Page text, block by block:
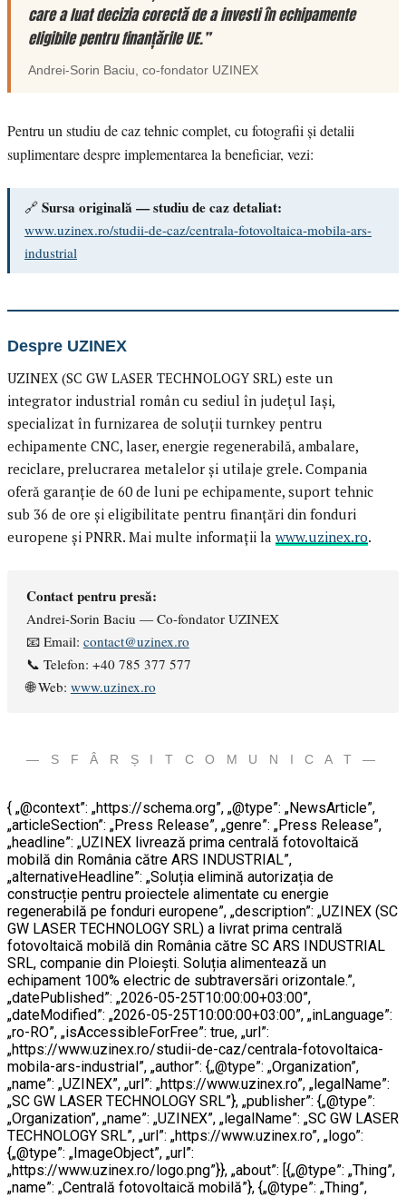
care a luat decizia corectă de a investi în echipamente
eligibile pentru finanțările UE.”
Andrei-Sorin Baciu, co-fondator UZINEX
Pentru un studiu de caz tehnic complet, cu fotografii și detalii
suplimentare despre implementarea la beneficiar, vezi:
🔗 Sursa originală — studiu de caz detaliat:
www.uzinex.ro/studii-de-caz/centrala-fotovoltaica-mobila-ars-
industrial
Despre UZINEX
UZINEX (SC GW LASER TECHNOLOGY SRL) este un
integrator industrial român cu sediul în județul Iași,
specializat în furnizarea de soluții turnkey pentru
echipamente CNC, laser, energie regenerabilă, ambalare,
reciclare, prelucrarea metalelor și utilaje grele. Compania
oferă garanție de 60 de luni pe echipamente, suport tehnic
sub 36 de ore și eligibilitate pentru finanțări din fonduri
europene și PNRR. Mai multe informații la www.uzinex.ro.
Contact pentru presă:
Andrei-Sorin Baciu — Co-fondator UZINEX
📧 Email: contact@uzinex.ro
📞 Telefon: +40 785 377 577
🌐 Web: www.uzinex.ro
— S F Â R Ș I T C O M U N I C A T —
{ „@context”: „https://schema.org”, „@type”: „NewsArticle”,
„articleSection”: „Press Release”, „genre”: „Press Release”,
„headline”: „UZINEX livrează prima centrală fotovoltaică
mobilă din România către ARS INDUSTRIAL”,
„alternativeHeadline”: „Soluția elimină autorizația de
construcție pentru proiectele alimentate cu energie
regenerabilă pe fonduri europene”, „description”: „UZINEX (SC
GW LASER TECHNOLOGY SRL) a livrat prima centrală
fotovoltaică mobilă din România către SC ARS INDUSTRIAL
SRL, companie din Ploiești. Soluția alimentează un
echipament 100% electric de subtraversări orizontale.”,
„datePublished”: „2026-05-25T10:00:00+03:00”,
„dateModified”: „2026-05-25T10:00:00+03:00”, „inLanguage”:
„ro-RO”, „isAccessibleForFree”: true, „url”:
„https://www.uzinex.ro/studii-de-caz/centrala-fotovoltaica-
mobila-ars-industrial”, „author”: {„@type”: „Organization”,
„name”: „UZINEX”, „url”: „https://www.uzinex.ro”, „legalName”:
„SC GW LASER TECHNOLOGY SRL”}, „publisher”: {„@type”:
„Organization”, „name”: „UZINEX”, „legalName”: „SC GW LASER
TECHNOLOGY SRL”, „url”: „https://www.uzinex.ro”, „logo”:
{„@type”: „ImageObject”, „url”:
„https://www.uzinex.ro/logo.png”}}, „about”: [{„@type”: „Thing”,
„name”: „Centrală fotovoltaică mobilă”}, {„@type”: „Thing”,